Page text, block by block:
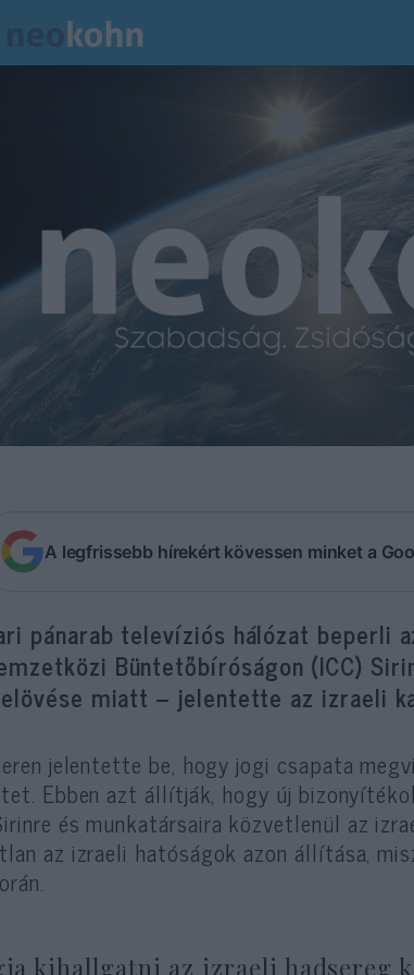
A legfrissebb hírekért kövessen minket a
pánarab televíziós hálózat beperli
Büntetőbíróságon (ICC)
miatt – jelentette az izraeli
jelentette be, hogy jogi csapata
Ebben azt állítják, hogy új
és munkatársaira közvetlenül az
az izraeli hatóságok azon állítása,
kihallgatni az izraeli hadsereg